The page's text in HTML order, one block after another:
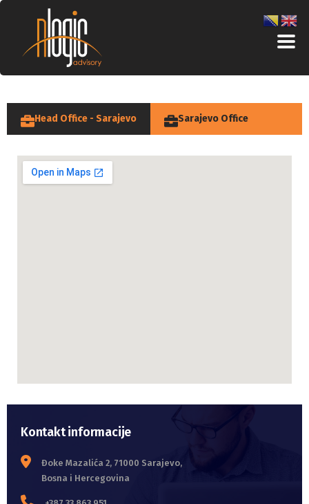
Head Office - Sarajevo Sarajevo Office
Kontakt informacije
Đoke Mazalića 2, 71000 Sarajevo,
Bosna i Hercegovina